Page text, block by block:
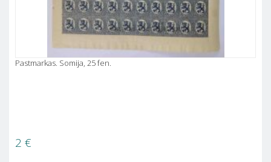
Pastmarkas. Somija, 25 fen.
2 €